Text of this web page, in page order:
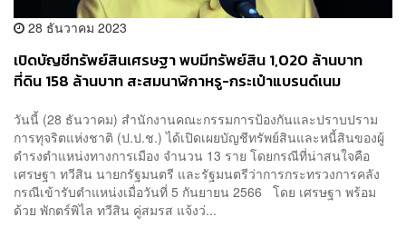
28 ธันวาคม 2023
เปิดบัญชีทรัพย์สินเศรษฐา พบมีทรัพย์สิน 1,020 ล้านบาท
ที่ดิน 158 ล้านบาท สะสมนาฬิกาหรู-กระเป๋าแบรนด์เนม
วันนี้ (28 ธันวาคม) สำนักงานคณะกรรมการป้องกันและปราบปราม
การทุจริตแห่งชาติ (ป.ป.ช.) ได้เปิดเผยบัญชีทรัพย์สินและหนี้สินของผู้
ดำรงตำแหน่งทางการเมือง จำนวน 13 ราย โดยกรณีที่น่าสนใจคือ
เศรษฐา ทวีสิน นายกรัฐมนตรี และรัฐมนตรีว่าการกระทรวงการคลัง
กรณีเข้ารับตำแหน่งเมื่อวันที่ 5 กันยายน 2566 โดย เศรษฐา พร้อม
ด้วย พักตร์พิไล ทวีสิน คู่สมรส แจ้งว่...